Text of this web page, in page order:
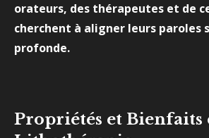
orateurs, des thérapeutes et de
cherchent à aligner leurs paroles
profonde.
Propriétés et Bienfaits